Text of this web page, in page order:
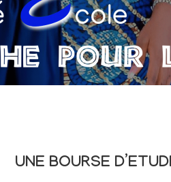
UNE BOURSE